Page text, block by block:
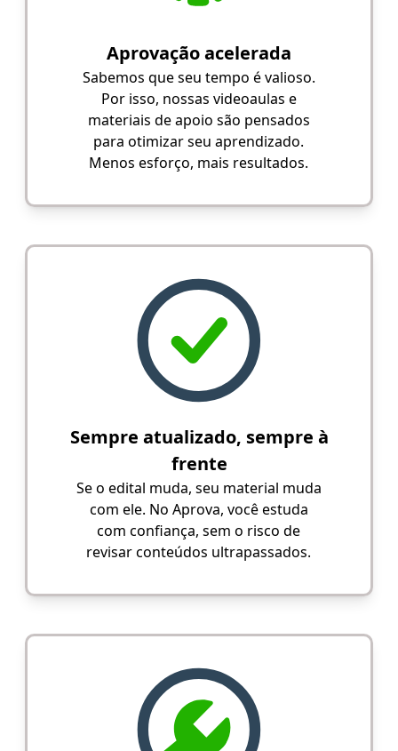
Aprovação acelerada
Sabemos que seu tempo é valioso.
Por isso, nossas videoaulas e
materiais de apoio são pensados
para otimizar seu aprendizado.
Menos esforço, mais resultados.
Sempre atualizado, sempre à
frente
Se o edital muda, seu material muda
com ele. No Aprova, você estuda
com confiança, sem o risco de
revisar conteúdos ultrapassados.